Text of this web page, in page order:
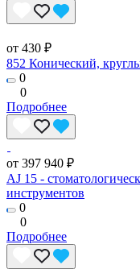
от 430 ₽
852 Конический,
0
0
Подробнее
от 397 940 ₽
AJ 15 -
инструментов
0
0
Подробнее